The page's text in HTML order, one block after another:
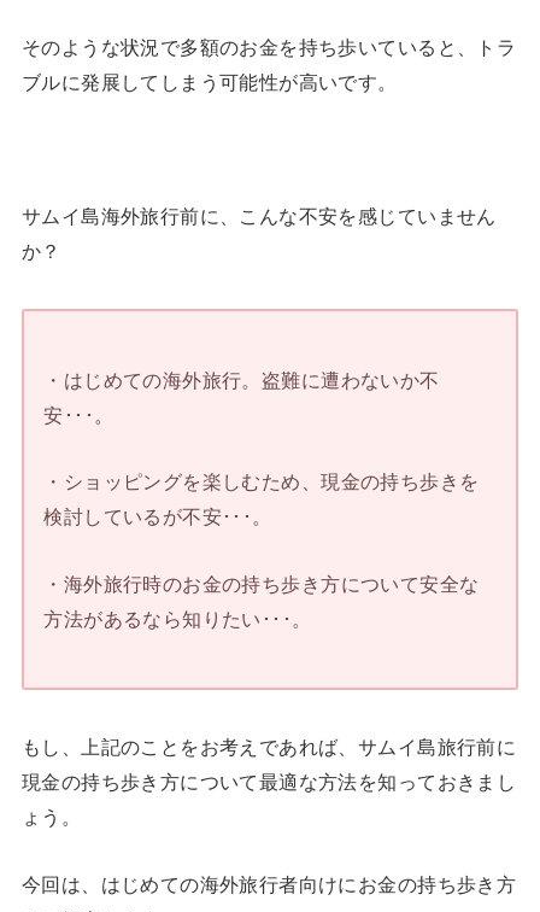
そのような状況で多額のお金を持ち歩いていると、トラ
ブルに発展してしまう可能性が高いです。
サムイ島海外旅行前に、こんな不安を感じていません
か？
・はじめての海外旅行。盗難に遭わないか不
安･･･。
・ショッピングを楽しむため、現金の持ち歩きを
検討しているが不安･･･。
・海外旅行時のお金の持ち歩き方について安全な
方法があるなら知りたい･･･。
もし、上記のことをお考えであれば、サムイ島旅行前に
現金の持ち歩き方について最適な方法を知っておきまし
ょう。
今回は、はじめての海外旅行者向けにお金の持ち歩き方